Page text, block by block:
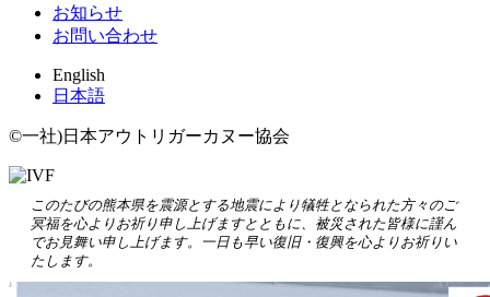
お知らせ
お問い合わせ
English
日本語
©一社)日本アウトリガーカヌー協会
このたびの熊本県を震源とする地震により犠牲となられた方々のご
冥福を心よりお祈り申し上げますとともに、被災された皆様に謹ん
でお見舞い申し上げます。一日も早い復旧・復興を心よりお祈りい
たします。